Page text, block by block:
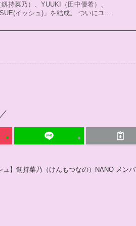
持菜乃）、YUUKI（田中優希）、
イッシュ)」を結成。 ついにユ...
ュ】剱持菜乃（けんもつなの）NANO メンバ